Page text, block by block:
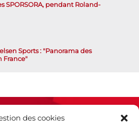
des cookies
SPORSORA, pendant Roland-
Sports : "Panorama des
France"